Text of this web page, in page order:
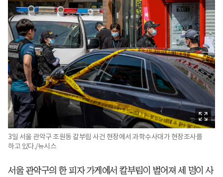
3일 서울 관악구 조원동 칼부림 사건 현장에서 과학수사대가 현장조사를
하고 있다./뉴시스
서울 관악구의 한 피자 가게에서 칼부림이 벌어져 세 명이 사